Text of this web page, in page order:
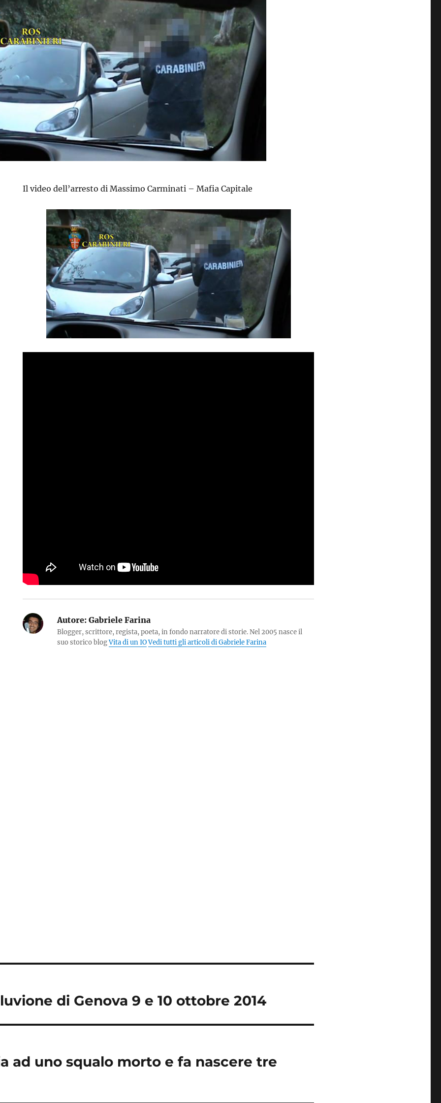
Il video dell’arresto di Massimo Carminati – Mafia Capitale
Autore: Gabriele Farina
Blogger, scrittore, regista, poeta, in fondo narratore di storie. Nel 2005 nasce il
suo storico blogVita di un IO Vedi tutti gli articoli di Gabriele Farina
di Genova 9 e 10 ottobre 2014
ad uno squalo morto e fa nascere tre